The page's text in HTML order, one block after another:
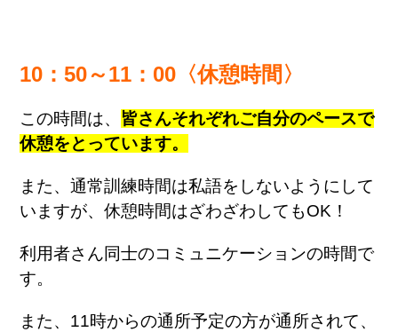
10：50～11：00〈休憩時間〉
この時間は、 皆さんそれぞれご自分のペースで
休憩をとっています。
また、通常訓練時間は私語をしないようにして
いますが、休憩時間はざわざわしてもOK！
利用者さん同士のコミュニケーションの時間で
す。
また、11時からの通所予定の方が通所されて、